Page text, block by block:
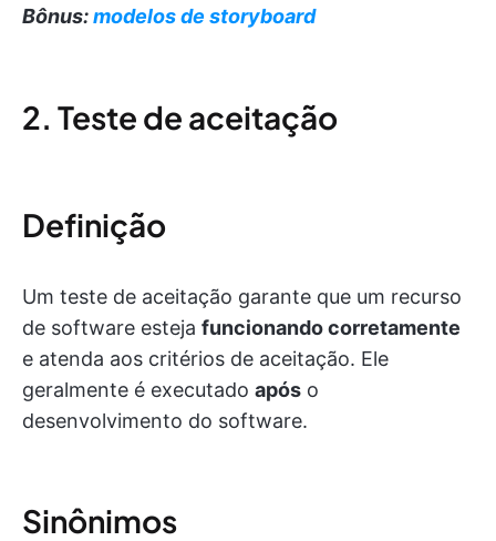
Bônus:modelos de storyboard
2. Teste de aceitação
Definição
Um teste de aceitação garante que um recurso
de software esteja funcionando corretamente
e atenda aos critérios de aceitação. Ele
geralmente é executado após o
desenvolvimento do software.
Sinônimos